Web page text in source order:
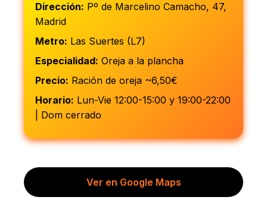
Dirección: Pº de Marcelino Camacho, 47,
Madrid
Metro: Las Suertes (L7)
Especialidad: Oreja a la plancha
Precio: Ración de oreja ~6,50€
Horario: Lun-Vie 12:00-15:00 y 19:00-22:00
| Dom cerrado
Ver en Google Maps